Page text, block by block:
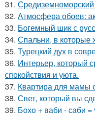
31.
32. Атмосфера обоев:
33. Богемный шик с
34. Спальни, в которые
35. Турецкий дух в
36. Интерьер, который
спокойствия и уюта.
37. Квартира для мамы
38. Свет, который вы
39. Бохо + ваби - саби =